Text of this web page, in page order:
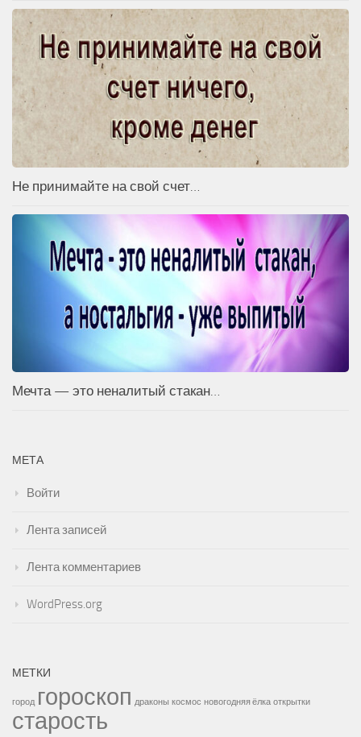
Не принимайте на свой счет…
Мечта — это неналитый стакан…
МЕТА
Войти
Лента записей
Лента комментариев
WordPress.org
МЕТКИ
город гороскоп драконы космос новогодняя ёлка открытки
старость